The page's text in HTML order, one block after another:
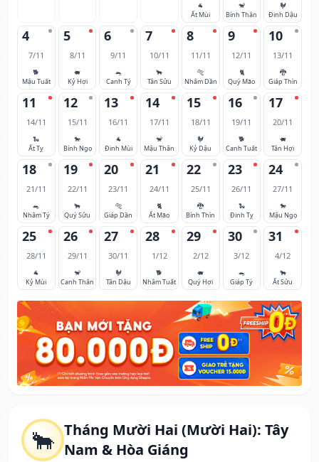
🐂 Tháng Mười Hai (Mười Hai): Tây
Nam & Hòa Giáng
🐐
Ất Mùi
🐒
Bính Thân
🐓
Đinh Dậu
4
7/11
🐕
Mậu Tuất
5
8/11
🐖
Kỷ Hợi
6
9/11
🐀
Canh Tý
7
10/11
🐂
Tân Sửu
8
11/11
🐅
Nhâm Dần
9
12/11
🐈
Quý Mão
10
13/11
🐉
Giáp Thìn
11
14/11
🐍
Ất Tỵ
12
15/11
🐎
Bính Ngọ
13
16/11
🐐
Đinh Mùi
14
17/11
🐒
Mậu Thân
15
18/11
🐓
Kỷ Dậu
16
19/11
🐕
Canh Tuất
17
20/11
🐖
Tân Hợi
18
21/11
🐀
Nhâm Tý
19
22/11
🐂
Quý Sửu
20
23/11
🐅
Giáp Dần
21
24/11
🐈
Ất Mão
22
25/11
🐉
Bính Thìn
23
26/11
🐍
Đinh Tỵ
24
27/11
🐎
Mậu Ngọ
25
28/11
🐐
Kỷ Mùi
26
29/11
🐒
Canh Thân
27
30/11
🐓
Tân Dậu
28
1/12
🐕
Nhâm Tuất
29
2/12
🐖
Quý Hợi
30
3/12
🐀
Giáp Tý
31
4/12
🐂
Ất Sửu